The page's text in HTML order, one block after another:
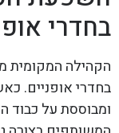
בחדרי
הקהילה המקומית
בחדרי אופניים.
ומבוססת על כבוד